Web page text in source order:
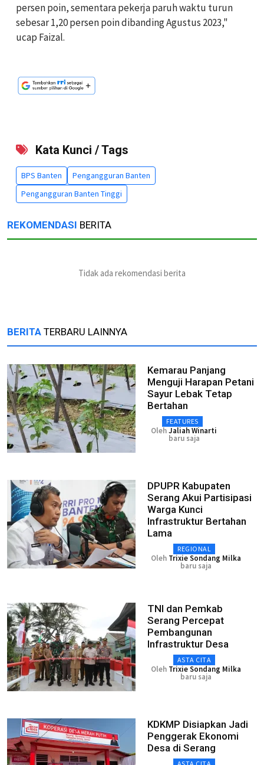
persen poin, sementara pekerja paruh waktu turun
sebesar 1,20 persen poin dibanding Agustus 2023,"
ucap Faizal.
Kata Kunci / Tags
BPS Banten
Pengangguran Banten
Pengangguran Banten Tinggi
REKOMENDASI BERITA
Tidak ada rekomendasi berita
BERITA TERBARU LAINNYA
Kemarau Panjang
Menguji Harapan Petani
Sayur Lebak Tetap
Bertahan
FEATURES
OlehJaliah Winarti
baru saja
DPUPR Kabupaten
Serang Akui Partisipasi
Warga Kunci
Infrastruktur Bertahan
Lama
REGIONAL
Oleh Trixie Sondang Milka
baru saja
TNI dan Pemkab
Serang Percepat
Pembangunan
Infrastruktur Desa
ASTA CITA
Oleh Trixie Sondang Milka
baru saja
KDKMP Disiapkan Jadi
Penggerak Ekonomi
Desa di Serang